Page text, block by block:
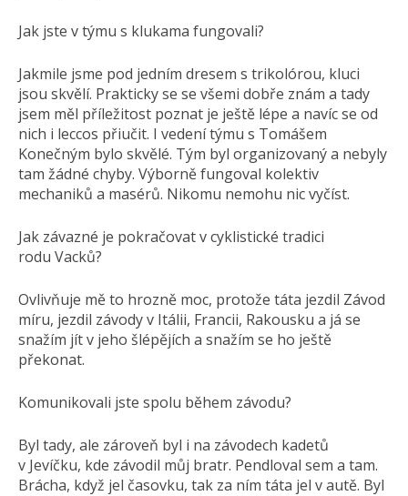
Jak jste v týmu s klukama fungovali?
Jakmile jsme pod jedním dresem s trikolórou, kluci
jsou skvělí. Prakticky se se všemi dobře znám a tady
jsem měl příležitost poznat je ještě lépe a navíc se od
nich i leccos přiučit. I vedení týmu s Tomášem
Konečným bylo skvělé. Tým byl organizovaný a nebyly
tam žádné chyby. Výborně fungoval kolektiv
mechaniků a masérů. Nikomu nemohu nic vyčíst.
Jak závazné je pokračovat v cyklistické tradici
rodu Vacků?
Ovlivňuje mě to hrozně moc, protože táta jezdil Závod
míru, jezdil závody v Itálii, Francii, Rakousku a já se
snažím jít v jeho šlépějích a snažím se ho ještě
překonat.
Komunikovali jste spolu během závodu?
Byl tady, ale zároveň byl i na závodech kadetů
v Jevíčku, kde závodil můj bratr. Pendloval sem a tam.
Brácha, když jel časovku, tak za ním táta jel v autě. Byl